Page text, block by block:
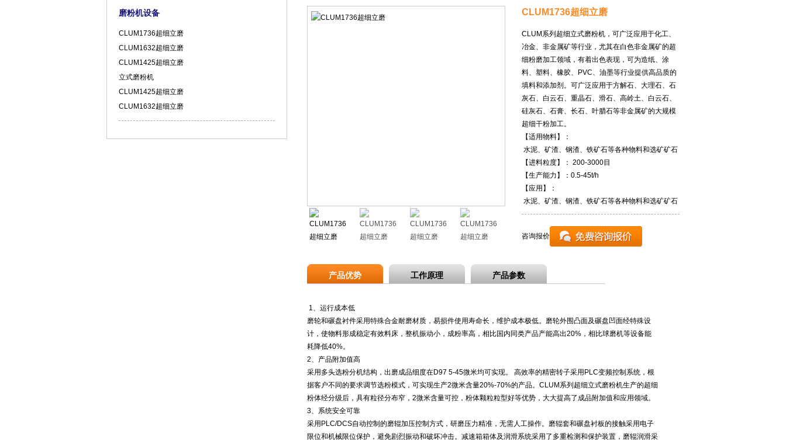
磨粉机设备
CLUM1736超细立磨
CLUM1632超细立磨
CLUM1425超细立磨
立式磨粉机
CLUM1425超细立磨
CLUM1632超细立磨
CLUM1736超细立磨
CLUM系列超细立式磨粉机，可广泛应用于化工、
冶金、非金属矿等行业，尤其在白色非金属矿的超
细粉磨加工领域，有着出色表现，可为造纸、涂
料、塑料、橡胶、PVC、油墨等行业提供高品质的
填料和添加剂。可广泛应用于方解石、大理石、石
灰石、白云石、重晶石、滑石、高岭土、白云石、
硅灰石、石膏、长石、叶腊石等非金属矿的大规模
超细干粉加工。
【适用物料】：
水泥、矿渣、钢渣、铁矿石等各种物料和选矿矿石
【进料粒度】： 200-3000目
【生产能力】： 0.5-45t/h
【应用】：
水泥、矿渣、钢渣、铁矿石等各种物料和选矿矿石
咨询报价
产品优势 工作原理 产品参数
1、运行成本低
磨轮和碾盘衬件采用特殊合金耐磨材质，易损件使用寿命长，维护成本极低。磨轮外围凸面及碾盘凹面经特殊设
计，使物料形成稳定有效料床，整机振动小，成粉率高，相比国内同类产品产能高出20%，相比球磨机等设备能
耗降低40%。
2、产品附加值高
采用多头选粉分机结构，出磨成品细度在D97 5-45微米均可实现。 高效率的精密转子采用PLC变频控制系统，根
据客户不同的要求调节选粉模式，可实现生产2微米含量20%-70%的产品。CLUM系列超细立式磨粉机生产的超细
粉体经分级后，具有粒径分布窄，2微米含量可控，粉体颗粒粒型好等优势，大大提高了成品附加值和应用领域。
3、系统安全可靠
采用PLC/DCS自动控制的磨辊加压控制方式，研磨压力精准，无需人工操作。磨辊套和碾盘衬板的接触采用电子
限位和机械限位保护，避免剧烈振动和破坏冲击。减速箱箱体及润滑系统采用了多重检测和保护装置，磨辊润滑采